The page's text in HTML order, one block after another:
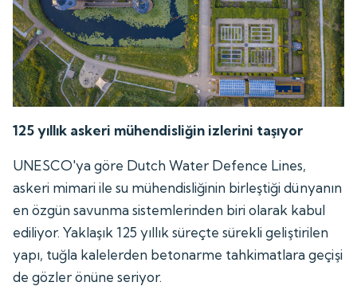
125 yıllık askeri mühendisliğin izlerini taşıyor
UNESCO'ya göre Dutch Water Defence Lines,
askeri mimari ile su mühendisliğinin birleştiği dünyanın
en özgün savunma sistemlerinden biri olarak kabul
ediliyor. Yaklaşık 125 yıllık süreçte sürekli geliştirilen
yapı, tuğla kalelerden betonarme tahkimatlara geçişi
de gözler önüne seriyor.